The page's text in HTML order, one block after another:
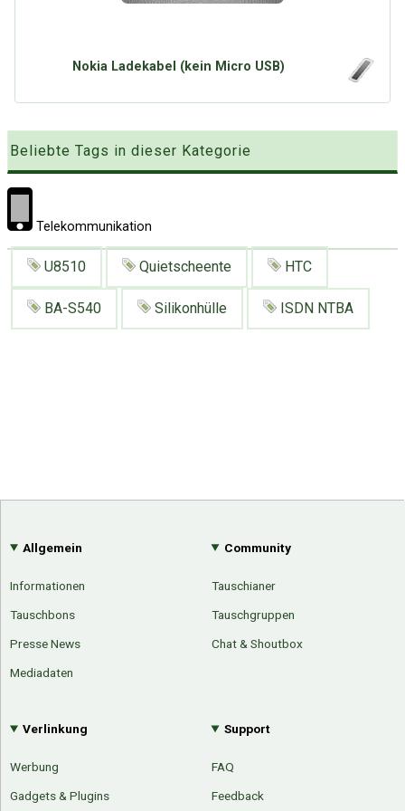
Presse News
Suchanfragen
Nokia Ladekabel (kein Micro USB)
Beliebte Tags in dieser Kategorie
Telekommunikation
U8510 Quietscheente HTC
BA-S540 Silikonhülle ISDN NTBA
Allgemein
Informationen
Tauschbons
Presse News
Mediadaten
Community
Tauschianer
Tauschgruppen
Chat & Shoutbox
Verlinkung
Werbung
Gadgets & Plugins
Support
FAQ
Feedback